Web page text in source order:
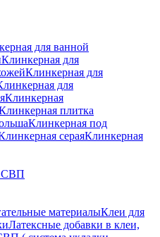
для ванной
Клинкерная для
Клинкерная для
для
Клинкерная
плитка
Клинкерная под
сераяКлинкерная
СВП
материалыКлеи для
Латексные добавки в клеи,